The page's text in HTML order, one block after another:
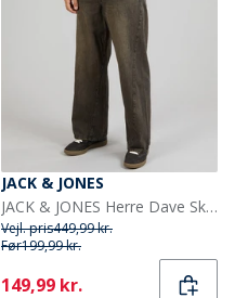
JACK & JONES
JACK & JONES Herre Dave Skewed 464 Wide Jeans Black Denim
Vejl. pris449,99 kr.
Før199,99 kr.
Current
149,99 kr.